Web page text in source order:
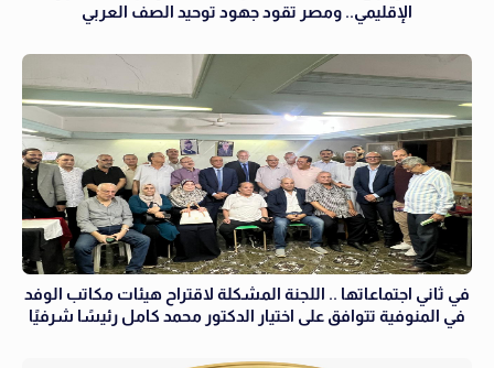
الإقليمي.. ومصر تقود جهود توحيد الصف العربي
في ثاني اجتماعاتها .. اللجنة المشكلة لاقتراح هيئات مكاتب الوفد
في المنوفية تتوافق على اختيار الدكتور محمد كامل رئيسًا شرفيًا